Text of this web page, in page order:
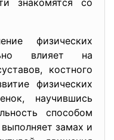
знакомятся со
физических
влияет на
костного
физических
научившись
способом
замах и